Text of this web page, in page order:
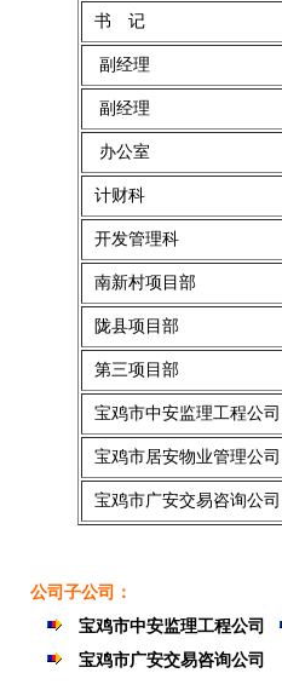
书 记
副经理
副经理
办公室
计财科
开发管理科
南新村项目部
陇县项目部
第三项目部
宝鸡市中安监理工程公司
宝鸡市居安物业管理公司
宝鸡市广安交易咨询公司
公司子公司：
宝鸡市中安监理工程公司
宝鸡市广安交易咨询公司